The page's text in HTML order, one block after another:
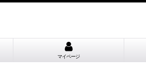
マイページ